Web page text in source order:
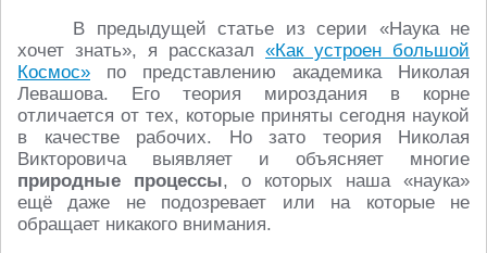
В предыдущей статье из серии «Наука не
хочет знать», я рассказал «Как устроен большой
Космос» по представлению академика Николая
Левашова. Его теория мироздания в корне
отличается от тех, которые приняты сегодня наукой
в качестве рабочих. Но зато теория Николая
Викторовича выявляет и объясняет многие
природные процессы, о которых наша «наука»
ещё даже не подозревает или на которые не
обращает никакого внимания.